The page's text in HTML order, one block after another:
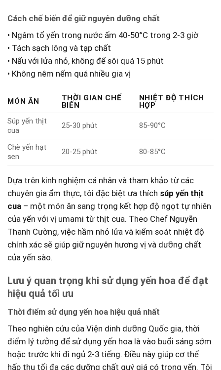
Cách ‍chế biến để giữ nguyên dưỡng chất
• Ngâm tổ ‍yến trong nước ấm 40-50°C trong ⁣2-3 giờ
• Tách sạch lông⁢ và tạp chất
• Nấu với lửa nhỏ, không để sôi ‌quá 15 phút
• Không nêm nếm quá nhiều gia vị
MÓN ĂN
THỜI GIAN CHẾ
BIẾN
NHIỆT ĐỘ THÍCH
HỢP
Súp ‌yến ‌thịt
cua
25-30 phút 85-90°C
Chè yến hạt
sen
20-25 phút 80-85°C
Dựa ⁣trên kinh nghiệm ​cá nhân và tham khảo từ các
chuyên gia ẩm​ thực, ⁣tôi ‍đặc‍ biệt ưa thích súp yến thịt
cua – một món ăn sang trọng kết hợp độ ngọt tự nhiên
của yến với vị umami từ ‍thịt cua. ⁣Theo Chef ⁤Nguyễn
Thanh‌ Cường, việc⁣ hầm nhỏ lửa và kiểm soát nhiệt độ
chính xác sẽ giúp‌ giữ nguyên hương vị và dưỡng chất
của yến sào.
Lưu​ ý quan ​trọng khi sử dụng yến hoa để đạt
hiệu⁣ quả tối ưu
Thời ⁤điểm sử dụng yến hoa hiệu quả nhất
Theo ⁣nghiên cứu của Viện‌ dinh dưỡng Quốc gia, ‌thời
điểm lý tưởng để‌ sử dụng yến hoa là vào buổi sáng sớm
hoặc⁣ trước khi đi ngủ⁤ 2-3 tiếng. Điều​ này giúp cơ thể
hấp thu ⁣tối‍ đa các dưỡng chất quý giá ⁢có⁤ trong yến. Tôi